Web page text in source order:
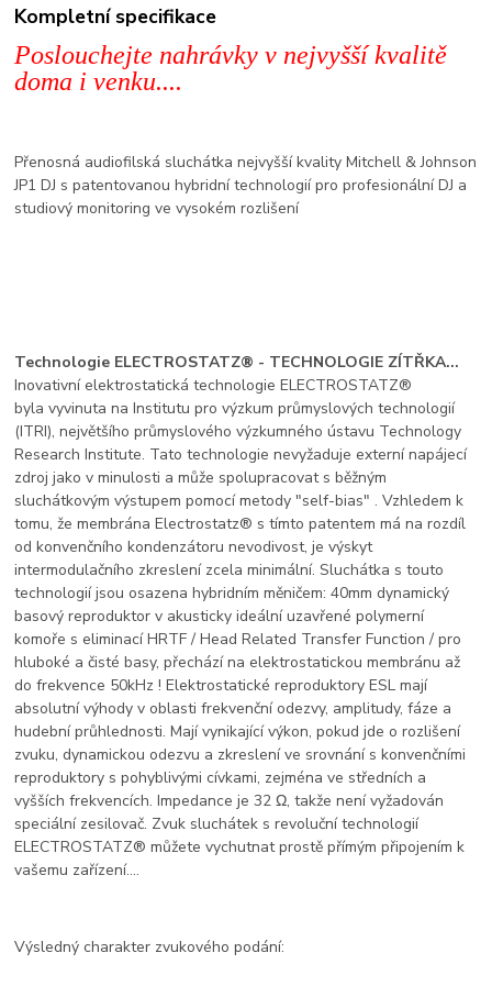
Kompletní specifikace
Poslouchejte nahrávky v nejvyšší kvalitě
doma i venku....
Přenosná audiofilská sluchátka nejvyšší kvality Mitchell & Johnson
JP1 DJ s patentovanou hybridní technologií pro profesionální DJ a
studiový monitoring ve vysokém rozlišení
Technologie ELECTROSTATZ® - TECHNOLOGIE ZÍTŘKA...
Inovativní elektrostatická technologie ELECTROSTATZ®
byla vyvinuta na Institutu pro výzkum průmyslových technologií
(ITRI), největšího průmyslového výzkumného ústavu Technology
Research Institute. Tato technologie nevyžaduje externí napájecí
zdroj jako v minulosti a může spolupracovat s běžným
sluchátkovým výstupem pomocí metody "self-bias" . Vzhledem k
tomu, že membrána Electrostatz® s tímto patentem má na rozdíl
od konvenčního kondenzátoru nevodivost, je výskyt
intermodulačního zkreslení zcela minimální. Sluchátka s touto
technologií jsou osazena hybridním měničem: 40mm dynamický
basový reproduktor v akusticky ideální uzavřené polymerní
komoře s eliminací HRTF / Head Related Transfer Function / pro
hluboké a čisté basy, přechází na elektrostatickou membránu až
do frekvence 50kHz ! Elektrostatické reproduktory ESL mají
absolutní výhody v oblasti frekvenční odezvy, amplitudy, fáze a
hudební průhlednosti. Mají vynikající výkon, pokud jde o rozlišení
zvuku, dynamickou odezvu a zkreslení ve srovnání s konvenčními
reproduktory s pohyblivými cívkami, zejména ve středních a
vyšších frekvencích. Impedance je 32 Ω, takže není vyžadován
speciální zesilovač. Zvuk sluchátek s revoluční technologií
ELECTROSTATZ® můžete vychutnat prostě přímým připojením k
vašemu zařízení....
Výsledný charakter zvukového podání: